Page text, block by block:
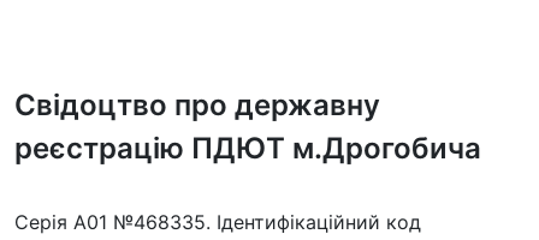
Свідоцтво про державну
реєстрацію ПДЮТ м.Дрогобича
Серія А01 №468335. Ідентифікаційний код